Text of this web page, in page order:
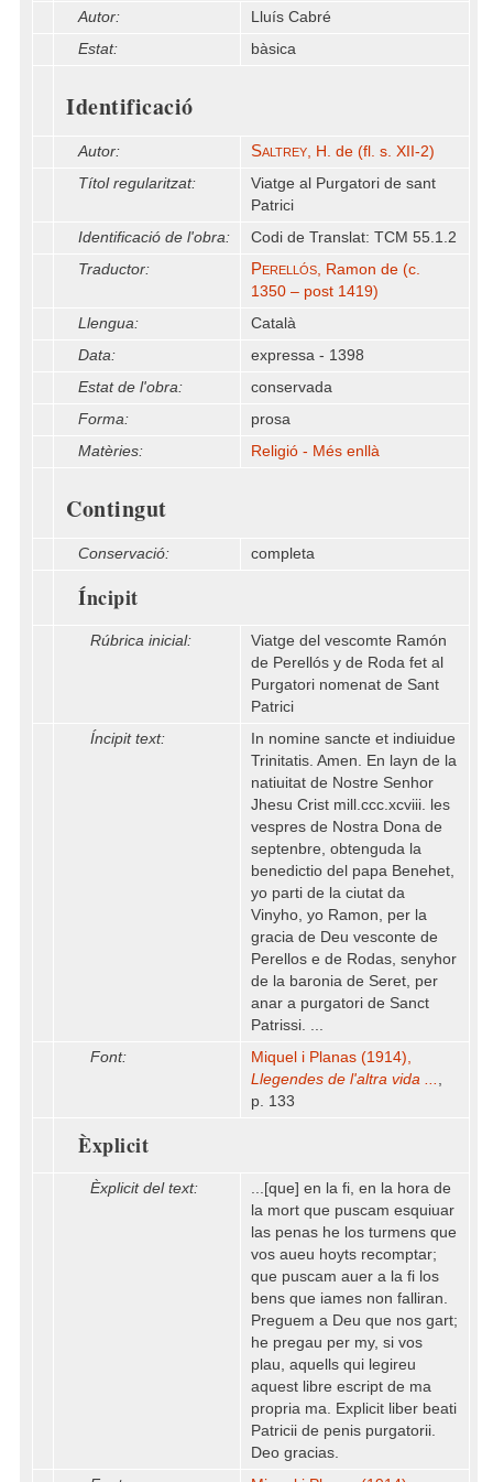
Autor:
Lluís Cabré
Estat:
bàsica
Identificació
Autor: Saltrey, H. de (fl. s. XII-2)
Títol regularitzat:
Viatge al Purgatori de sant
Patrici
Identificació de l'obra:
Codi de Translat: TCM 55.1.2
Traductor:
Perellós, Ramon de (c.
1350 – post 1419)
Llengua:
Català
Data:
expressa - 1398
Estat de l'obra:
conservada
Forma:
prosa
Matèries:
Religió - Més enllà
Contingut
Conservació: completa
Íncipit
Rúbrica inicial:
Viatge del vescomte Ramón
de Perellós y de Roda fet al
Purgatori nomenat de Sant
Patrici
Íncipit text:
In nomine sancte et indiuidue
Trinitatis. Amen. En layn de la
natiuitat de Nostre Senhor
Jhesu Crist mill.ccc.xcviii. les
vespres de Nostra Dona de
septenbre, obtenguda la
benedictio del papa Benehet,
yo parti de la ciutat da
Vinyho, yo Ramon, per la
gracia de Deu vesconte de
Perellos e de Rodas, senyhor
de la baronia de Seret, per
anar a purgatori de Sanct
Patrissi. ...
Font:
Miquel i Planas (1914),
Llegendes de l'altra vida ... ,
p. 133
Èxplicit
Èxplicit del text:
...[que] en la fi, en la hora de
la mort que puscam esquiuar
las penas he los turmens que
vos aueu hoyts recomptar;
que puscam auer a la fi los
bens que iames non falliran.
Preguem a Deu que nos gart;
he pregau per my, si vos
plau, aquells qui legireu
aquest libre escript de ma
propria ma. Explicit liber beati
Patricii de penis purgatorii.
Deo gracias.